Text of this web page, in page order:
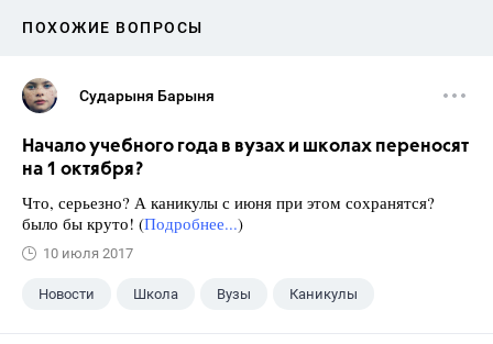
ПОХОЖИЕ ВОПРОСЫ
Сударыня Барыня
Начало учебного года в вузах и школах переносят
на 1 октября?
Что, серьезно? А каникулы с июня при этом сохранятся?
было бы круто! (Подробнее...)
10 июля 2017
Новости Школа Вузы Каникулы